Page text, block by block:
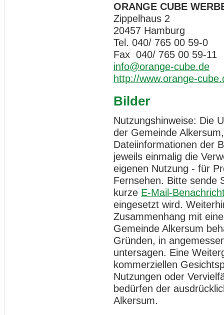
ORANGE CUBE
Zippelhaus 2
20457 Hamburg
Tel. 040/ 765 00 59-0
Fax 040/ 765 00 59-11
info@orange-cube.de
http://www.orange-
Bilder
Nutzungshinweise: Die
der Gemeinde
Dateiinformationen der
jeweils einmalig die
eigenen Nutzung - für
Fernsehen. Bitte sende
kurze E-Mail-
eingesetzt wird.
Zusammenhang mit
Gemeinde Alkersum
Gründen, in
untersagen. Eine
kommerziellen
Nutzungen oder
bedürfen der
Alkersum.